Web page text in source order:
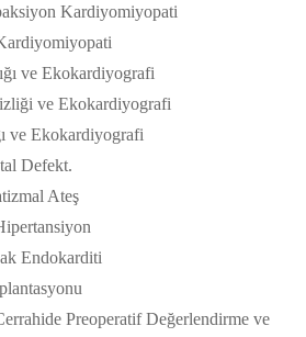
Kardiyomiyopati
ve Ekokardiyografi
ve Ekokardiyografi
ve Ekokardiyografi
Defekt.
Ateş
Endokarditi
Preoperatif Değerlendirme ve